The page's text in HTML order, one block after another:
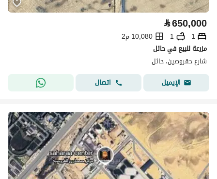
⃁650,000
1
1
10,080 م2
مزرعة للبيع في حائل
شارع حقروصين، حائل
الإيميل
اتصال